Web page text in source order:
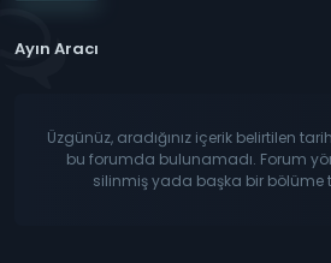
Ayın Aracı
Üzgünüz, aradığınız içerik belirtilen
bu forumda bulunamadı. Forum
silinmiş yada başka bir bölüme